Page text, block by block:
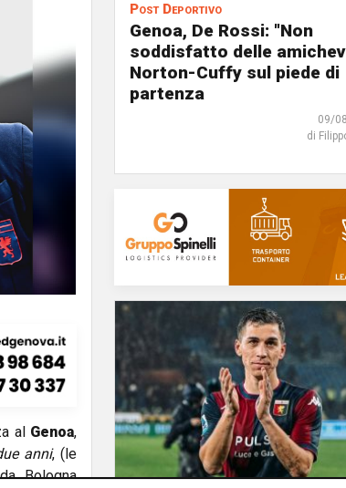
al Genoa,
anni, (le
Bologna
Post Deportivo
Genoa, De Rossi: "Non
soddisfatto delle
Norton-Cuffy sul piede di
partenza
09/
di